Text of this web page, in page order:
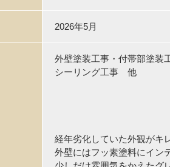
2026年5月
外壁塗装工事・付帯部塗装
シーリング工事 他
経年劣化していた外観がキ
外壁にはフッ素塗料にイン